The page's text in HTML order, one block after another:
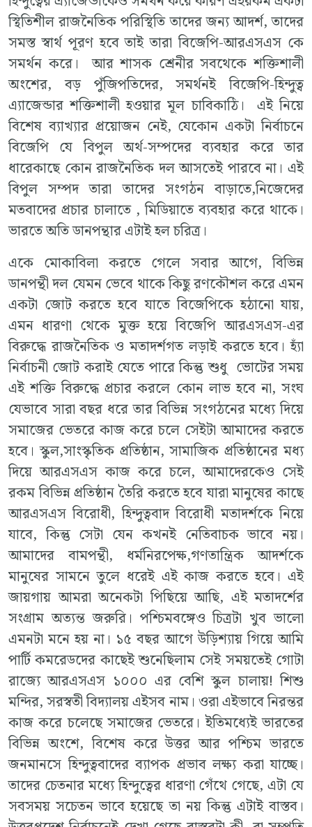
স্থিতিশীল রাজনৈতিক পরিস্থিতি তাদের জন্য আদর্শ, তাদের
সমস্ত স্বার্থ পূরণ হবে তাই তারা বিজেপি-আরএসএস কে
সমর্থন করে। আর শাসক শ্রেনীর সবথেকে শক্তিশালী
অংশের, বড় পুঁজিপতিদের, সমর্থনই বিজেপি-হিন্দুত্ব
এ্যাজেন্ডার শক্তিশালী হওয়ার মূল চাবিকাঠি। এই নিয়ে
বিশেষ ব্যাখ্যার প্রয়োজন নেই, যেকোন একটা নির্বাচনে
বিজেপি যে বিপুল অর্থ-সম্পদের ব্যবহার করে তার
ধারেকাছে কোন রাজনৈতিক দল আসতেই পারবে না। এই
বিপুল সম্পদ তারা তাদের সংগঠন বাড়াতে,নিজেদের
মতবাদের প্রচার চালাতে , মিডিয়াতে ব্যবহার করে থাকে।
ভারতে অতি ডানপন্থার এটাই হল চরিত্র।
একে মোকাবিলা করতে গেলে সবার আগে, বিভিন্ন
ডানপন্থী দল যেমন ভেবে থাকে কিছু রণকৌশল করে এমন
একটা জোট করতে হবে যাতে বিজেপিকে হঠানো যায়,
এমন ধারণা থেকে মুক্ত হয়ে বিজেপি আরএসএস-এর
বিরুদ্ধে রাজনৈতিক ও মতাদর্শগত লড়াই করতে হবে। হ্যাঁ
নির্বাচনী জোট করাই যেতে পারে কিন্তু শুধু ভোটের সময়
এই শক্তি বিরুদ্ধে প্রচার করলে কোন লাভ হবে না, সংঘ
যেভাবে সারা বছর ধরে তার বিভিন্ন সংগঠনের মধ্যে দিয়ে
সমাজের ভেতরে কাজ করে চলে সেইটা আমাদের করতে
হবে। স্কুল,সাংস্কৃতিক প্রতিষ্ঠান, সামাজিক প্রতিষ্ঠানের মধ্য
দিয়ে আরএসএস কাজ করে চলে, আমাদেরকেও সেই
রকম বিভিন্ন প্রতিষ্ঠান তৈরি করতে হবে যারা মানুষের কাছে
আরএসএস বিরোধী, হিন্দুত্ববাদ বিরোধী মতাদর্শকে নিয়ে
যাবে, কিন্তু সেটা যেন কখনই নেতিবাচক ভাবে নয়।
আমাদের বামপন্থী, ধর্মনিরপেক্ষ,গণতান্ত্রিক আদর্শকে
মানুষের সামনে তুলে ধরেই এই কাজ করতে হবে। এই
জায়গায় আমরা অনেকটা পিছিয়ে আছি, এই মতাদর্শের
সংগ্রাম অত্যন্ত জরুরি। পশ্চিমবঙ্গেও চিত্রটা খুব ভালো
এমনটা মনে হয় না। ১৫ বছর আগে উড়িশ্যায় গিয়ে আমি
পার্টি কমরেডদের কাছেই শুনেছিলাম সেই সময়তেই গোটা
রাজ্যে আরএসএস ১০০০ এর বেশি স্কুল চালায়! শিশু
মন্দির, সরস্বতী বিদ্যালয় এইসব নাম। ওরা এইভাবে নিরন্তর
কাজ করে চলেছে সমাজের ভেতরে। ইতিমধ্যেই ভারতের
বিভিন্ন অংশে, বিশেষ করে উত্তর আর পশ্চিম ভারতে
জনমানসে হিন্দুত্ববাদের ব্যাপক প্রভাব লক্ষ্য করা যাচ্ছে।
তাদের চেতনার মধ্যে হিন্দুত্বের ধারণা গেঁথে গেছে, এটা যে
সবসময় সচেতন ভাবে হয়েছে তা নয় কিন্তু এটাই বাস্তব।